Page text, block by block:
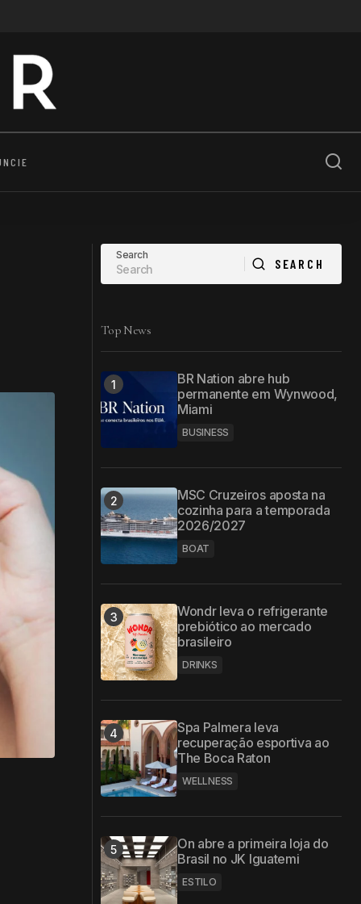
Search
SEARCH
SEARCH
Top News
BR Nation abre hub
permanente em Wynwood,
Miami
BUSINESS
MSC Cruzeiros aposta na
cozinha para a temporada
2026/2027
BOAT
Wondr leva o refrigerante
prebiótico ao mercado
brasileiro
DRINKS
Spa Palmera leva
recuperação esportiva ao
The Boca Raton
WELLNESS
On abre a primeira loja do
Brasil no JK Iguatemi
ESTILO